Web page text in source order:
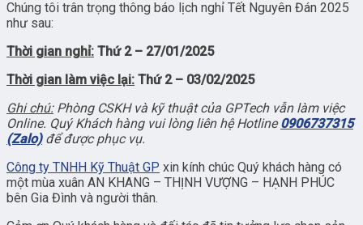
Chúng tôi trân trọng thông báo lịch nghỉ Tết Nguyên Đán 2025
như sau:
Thời gian nghỉ: Thứ 2 – 27/01/2025
Thời gian làm việc lại: Thứ 2 – 03/02/2025
Ghi chú:Phòng CSKH và kỹ thuật của GPTech vẫn làm việc
Online. Quý Khách hàng vui lòng liên hệ Hotline0906737315
(Zalo)để được phục vụ.
Công ty TNHH Kỹ Thuật GP xin kính chúc Quý khách hàng có
một mùa xuân AN KHANG – THỊNH VƯỢNG – HẠNH PHÚC
bên Gia Đình và người thân.